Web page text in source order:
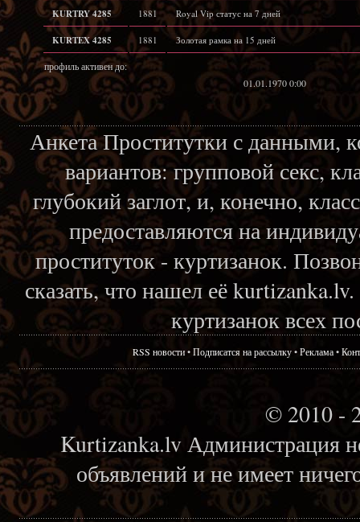
KURTRY 4285 1881 Royal Vip статус на 7 дней
KURTEX 4285 1881 Золотая рамка на 15 дней
профиль активен до:
01.01.1970 0:00
Анкета Проститутки с данными,
вариантов: групповой секс,
глубокий заглот, и, конечно,
предоставляются на
проституток - куртизанок.
сказать, что нашел её
куртизанок всех
RSS новости•Подписатся на рассылку•Реклама•
© 2010 -
Kurtizanka.lv Администрация
объявлений и не имеет